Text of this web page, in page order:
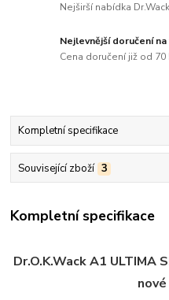
Nejširší nabídka
Nejlevnější doručení
Cena doručení již od 70
Kompletní specifikace
Související zboží 3
Kompletní specifikace
Dr.O.K.Wack A1 ULTIMA